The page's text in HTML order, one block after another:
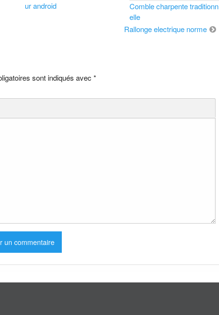
ur android
Comble charpente traditionn
elle
Rallonge electrique norme
sont indiqués avec *